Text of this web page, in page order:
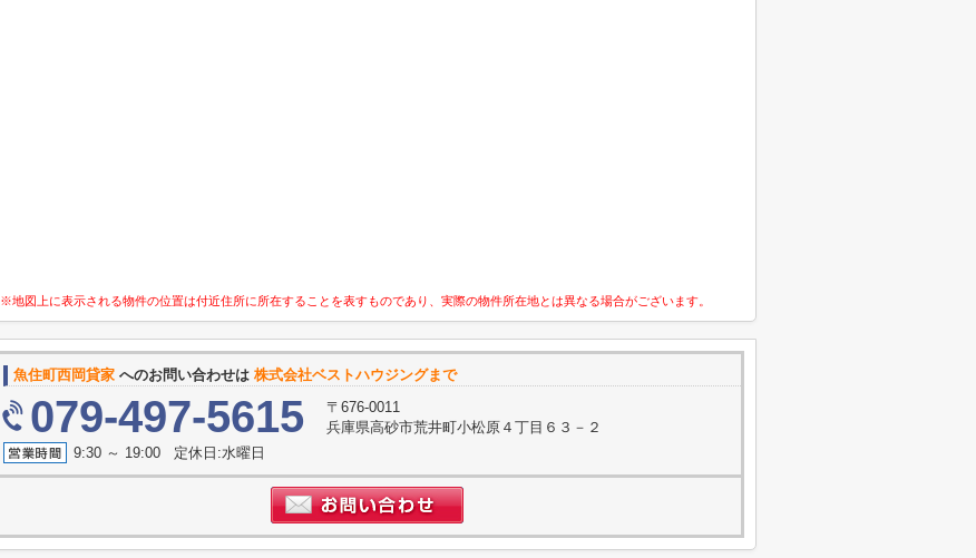
※地図上に表示される物件の位置は付近住所に所在することを表すものであり、実際の物件所在地とは異なる場合がございます。
魚住町西岡貸家 へのお問い合わせは 株式会社ベストハウジングまで
079-497-5615
〒676-0011
兵庫県高砂市荒井町小松原４丁目６３－２
9:30 ～ 19:00 定休日:水曜日